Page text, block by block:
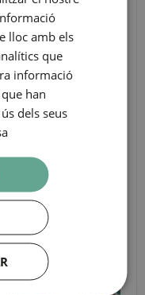
BAR
FRENCH
ITALIAN
lloc amb els
que
informació
han
dels seus